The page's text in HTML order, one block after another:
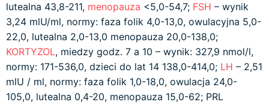
lutealna 43,8-211, menopauza <5,0-54,7; FSH – wynik
3,24 mlU/ml, normy: faza folik 4,0-13,0, owulacyjna 5,0-
22,0, lutealna 2,0-13,0 menopauza 20,0-138,0;
KORTYZOL, miedzy godz. 7 a 10 – wynik: 327,9 nmol/l,
normy: 171-536,0, dzieci do lat 14 138,0-414,0; LH – 2,51
mlU / ml, normy: faza folik 1,0-18,0, owulacja 24,0-
105,0, lutealna 0,4-20, menopauza 15,0-62; PRL